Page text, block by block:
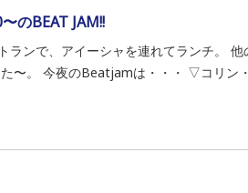
のBEAT JAM!!
ランで、アイーシャを連れてランチ。
〜。 今夜のBeatjamは・・・ ▽コリン